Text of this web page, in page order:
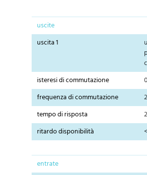
uscite
uscita 1
isteresi di commutazione
frequenza di commutazione
tempo di risposta
ritardo disponibilità
entrate